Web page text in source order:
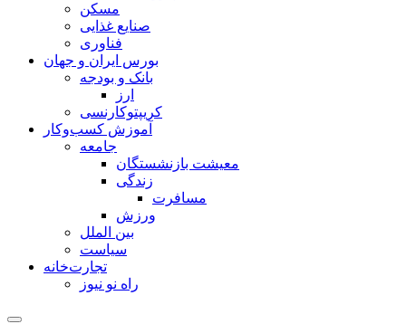
مسکن
صنایع غذایی
فناوری
بورس ایران و جهان
بانک و بودجه
ارز
کریپتوکارنسی
آموزش کسب‌وکار
جامعه
معیشت بازنشستگان
زندگی
مسافرت
ورزش
بین الملل
سیاست
تجارت‌خانه
راه نو نیوز